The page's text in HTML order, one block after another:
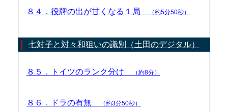
８４．役牌の出が甘くなる１局 （約5分50秒）
七対子と対々和狙いの識別（土田のデジタル）
８５．トイツのランク分け （約8分）
８６．ドラの有無 （約3分50秒）